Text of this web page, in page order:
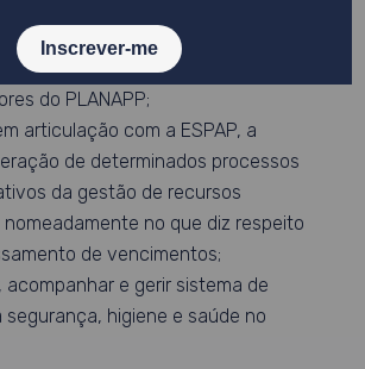
dos graus de satisfação,
lealdade e envolvimento dos
do PLANAPP;
articulação com a ESPAP, a
de determinados processos
da gestão de recursos
nomeadamente no que diz respeito
de vencimentos;
acompanhar e gerir sistema de
segurança, higiene e saúde no